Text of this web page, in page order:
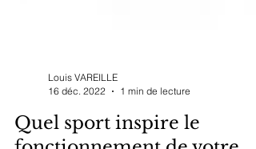
16 déc. 2022
1 min de lecture